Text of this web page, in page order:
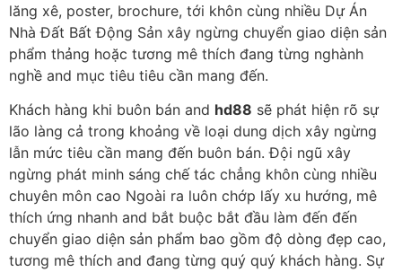
lăng xê, poster, brochure, tới khôn cùng nhiều Dự Án
Nhà Đất Bất Động Sản xây ngừng chuyển giao diện sản
phẩm thảng hoặc tương mê thích đang từng nghành
nghề and mục tiêu tiêu cần mang đến.
Khách hàng khi buôn bán and hd88 sẽ phát hiện rõ sự
lão làng cả trong khoảng về loại dung dịch xây ngừng
lẫn mức tiêu cần mang đến buôn bán. Đội ngũ xây
ngừng phát minh sáng chế tác chẳng khôn cùng nhiều
chuyên môn cao Ngoài ra luôn chớp lấy xu hướng, mê
thích ứng nhanh and bắt buộc bắt đầu làm đến đến
chuyển giao diện sản phẩm bao gồm độ dòng đẹp cao,
tương mê thích and đang từng quý quý khách hàng. Sự